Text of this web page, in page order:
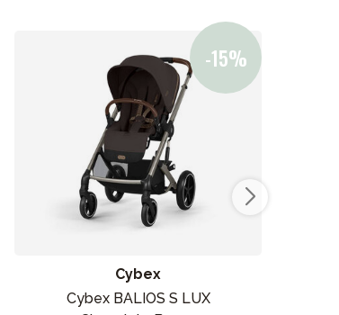
Cybex
Cybex BALIOS S LUX